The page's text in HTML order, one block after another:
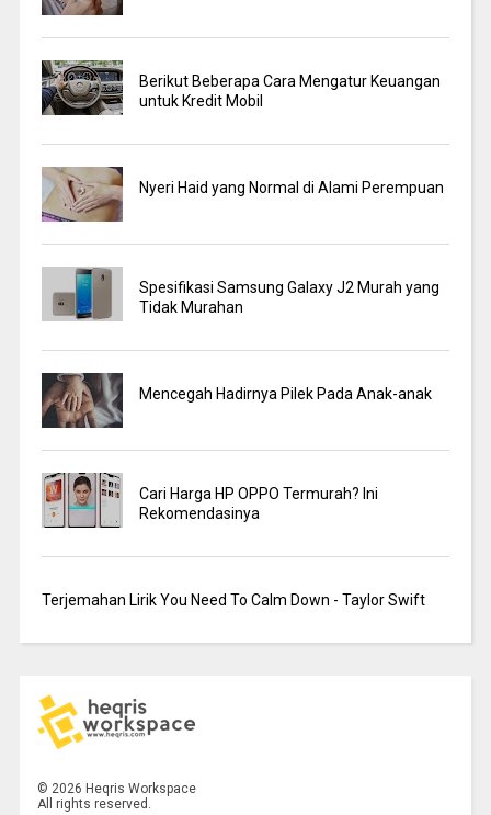
Berikut Beberapa Cara Mengatur Keuangan
untuk Kredit Mobil
Nyeri Haid yang Normal di Alami Perempuan
Spesifikasi Samsung Galaxy J2 Murah yang
Tidak Murahan
Mencegah Hadirnya Pilek Pada Anak-anak
Cari Harga HP OPPO Termurah? Ini
Rekomendasinya
Terjemahan Lirik You Need To Calm Down - Taylor Swift
© 2026 Heqris Workspace
All rights reserved.